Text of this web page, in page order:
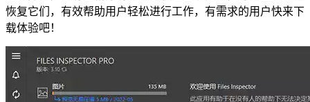
恢复它们，有效帮助用户轻松进行工作，有需求的用户快来下
载体验吧！